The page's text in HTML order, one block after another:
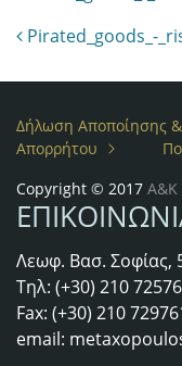
Post
Pirated_goods_-
Δήλωση Αποποίησης
Απορρήτου
Copyright © 2017 Α&Κ
Λεωφ. Βασ. Σοφίας,
Τηλ: (+30) 210
Fax: (+30) 210
email: